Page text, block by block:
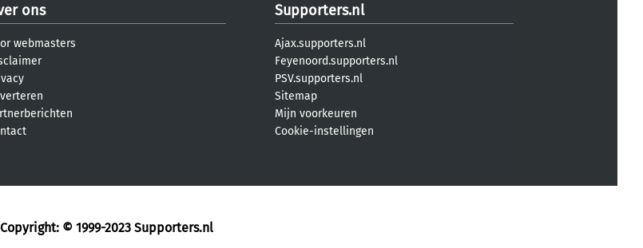
ons
webmasters
Supporters.nl
Ajax.supporters.nl
Feyenoord.supporters.nl
PSV.supporters.nl
Sitemap
Mijn voorkeuren
Cookie-instellingen
Copyright: © 1999-2023 Supporters.nl